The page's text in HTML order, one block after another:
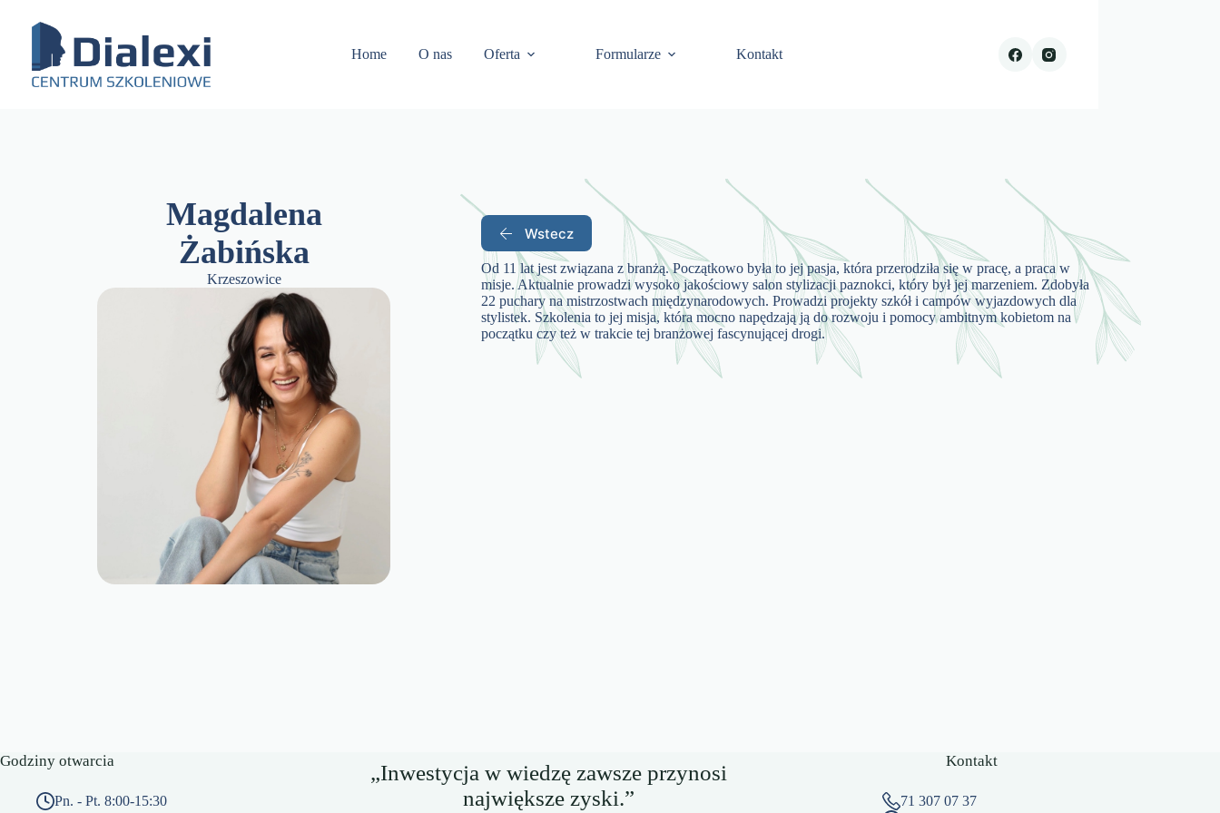
Home
O nas Oferta Formularze Kontakt
Magdalena
Żabińska
Krzeszowice
Wstecz
Od 11 lat jest związana z branżą. Początkowo była to jej pasja, która przerodziła się w pracę, a praca w
misje. Aktualnie prowadzi wysoko jakościowy salon stylizacji paznokci, który był jej marzeniem. Zdobyła
22 puchary na mistrzostwach międzynarodowych. Prowadzi projekty szkół i campów wyjazdowych dla
stylistek. Szkolenia to jej misja, która mocno napędzają ją do rozwoju i pomocy ambitnym kobietom na
początku czy też w trakcie tej branżowej fascynującej drogi.
Godziny otwarcia
Pn. - Pt. 8:00-15:30
„Inwestycja w wiedzę zawsze przynosi
największe zyski.”
Kontakt
71 307 07 37